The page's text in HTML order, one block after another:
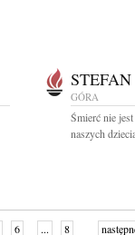
GÓRA
Śmierć nie
naszych
6 ... 8